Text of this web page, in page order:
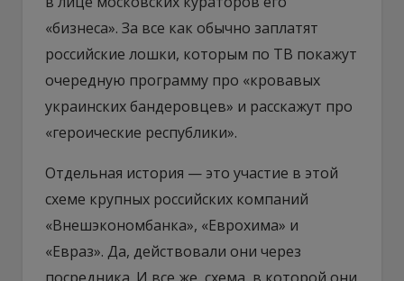
«бизнеса». За все как обычно заплатят
российские лошки, которым по ТВ покажут
очередную программу про «кровавых
украинских бандеровцев» и расскажут про
«героические республики».
Отдельная история — это участие в этой
схеме крупных российских компаний
«Внешэкономбанка», «Еврохима» и
«Евраз». Да, действовали они через
посредника. И все же, схема, в которой они